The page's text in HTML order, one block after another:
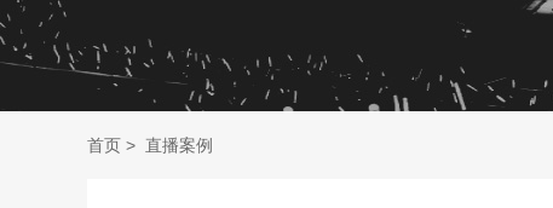
首页 > 直播案例